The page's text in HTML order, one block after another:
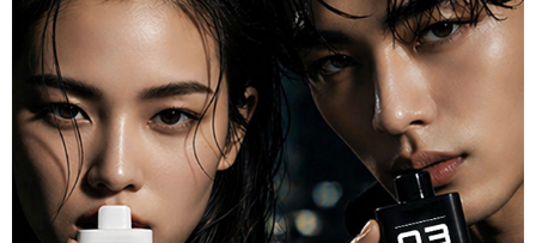
레시피계산기
툴즈킷
업체
업체게시판
모더게시판
제휴업체